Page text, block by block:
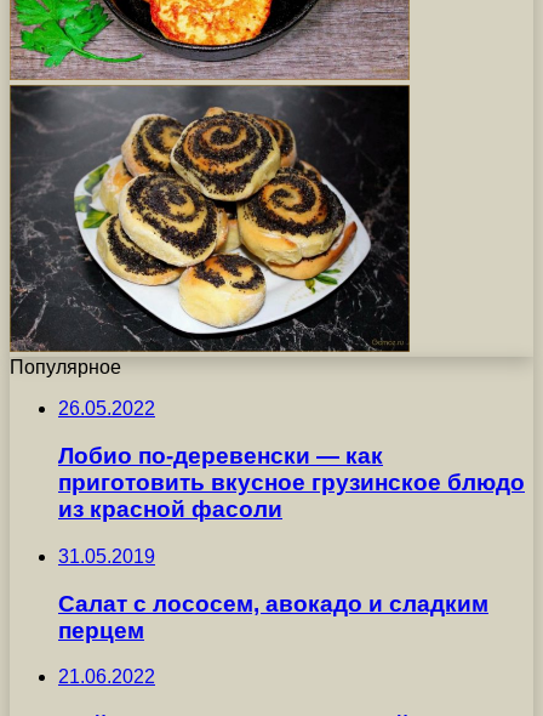
Популярное
26.05.2022
Лобио по-деревенски — как
приготовить вкусное грузинское блюдо
из красной фасоли
31.05.2019
Салат с лососем, авокадо и сладким
перцем
21.06.2022